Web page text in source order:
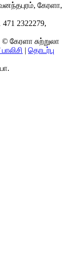
கேரளா,
2322279,
கேரளா சுற்றுலா
| தொடர்பு